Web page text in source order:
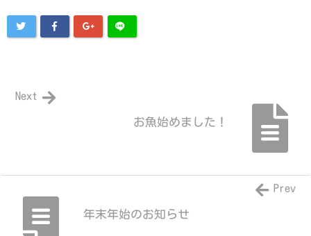
お魚始めました！
Next
年末年始のお知らせ
Prev